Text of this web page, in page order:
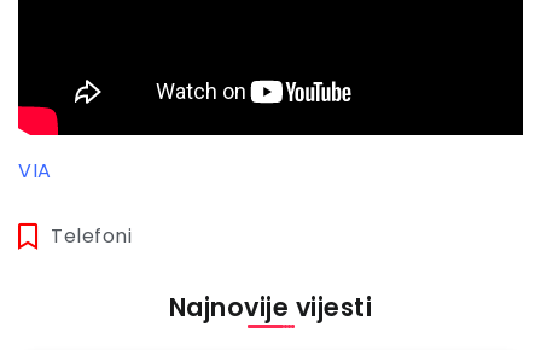
VIA
Telefoni
Najnovije vijesti